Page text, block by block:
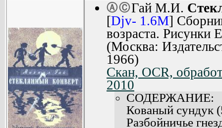
ⒶⒸГай М.И.
[Djv- 1.6M]
возраста. Рисунки
(Москва:
1966)
Скан, OCR,
2010
СОДЕРЖАНИЕ:
Кованый сундук
Разбойничье